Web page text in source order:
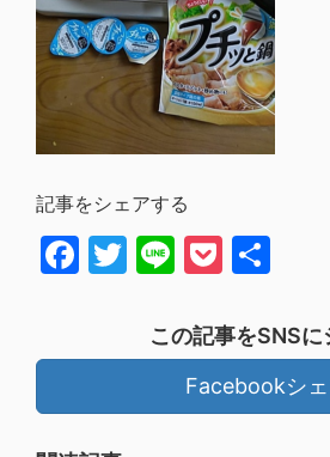
記事をシェアする
Facebook
Twitter
LinePocket
この記事をSNSに
Facebookシ